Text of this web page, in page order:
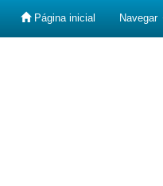
Página inicial Navegar